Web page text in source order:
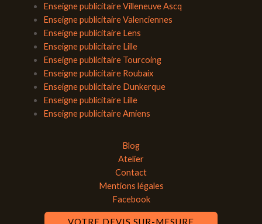
Enseigne publicitaire Villeneuve Ascq
Enseigne publicitaire Valenciennes
Enseigne publicitaire Lens
Enseigne publicitaire Lille
Enseigne publicitaire Tourcoing
Enseigne publicitaire Roubaix
Enseigne publicitaire Dunkerque
Enseigne publicitaire Lille
Enseigne publicitaire Amiens
Blog
Atelier
Contact
Mentions légales
Facebook
VOTRE DEVIS SUR-MESURE